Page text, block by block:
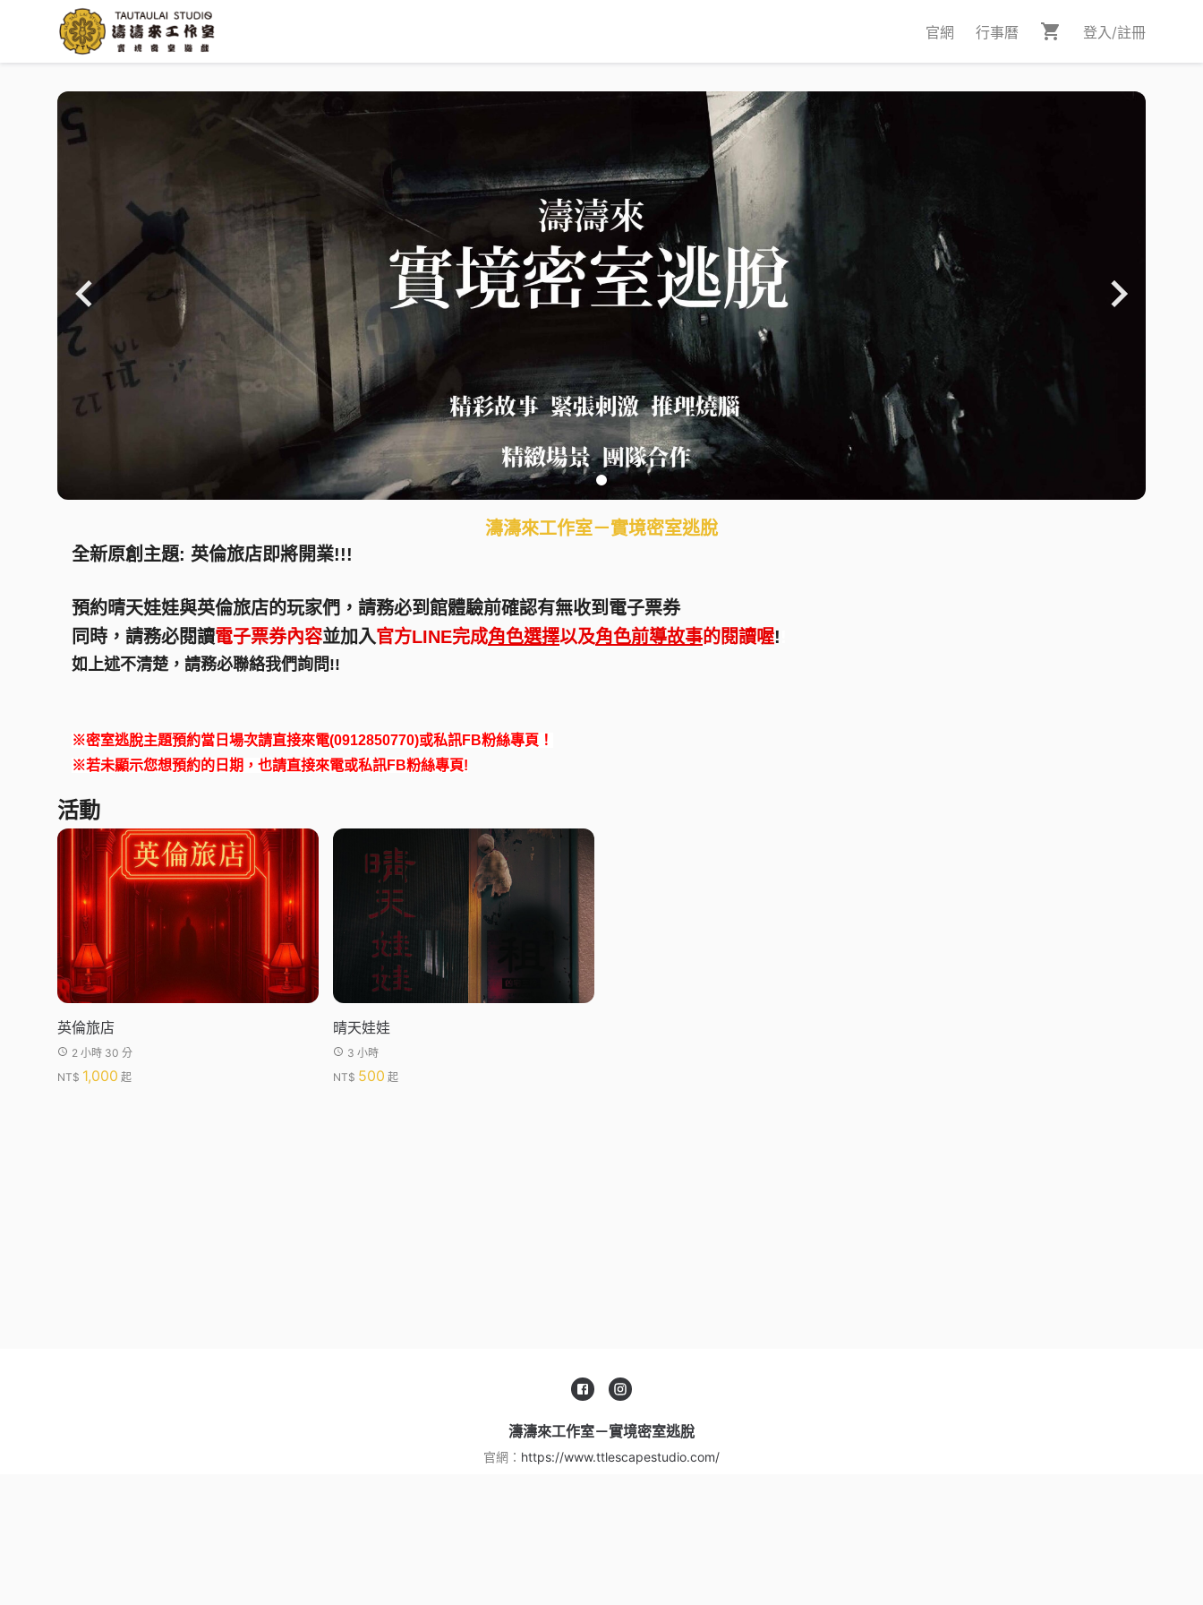
官網 行事曆 登入/註冊
濤濤來工作室－實境密室逃脫
全新原創主題: 英倫旅店即將開業!!!
預約晴天娃娃與英倫旅店的玩家們，請務必到館體驗前確認有無收到電子票券
同時，請務必閱讀電子票券內容並加入官方LINE完成角色選擇以及角色前導故事的閱讀喔!
如上述不清楚，請務必聯絡我們詢問!!
※密室逃脫主題預約當日場次請直接來電(0912850770)或私訊FB粉絲專頁！
※若未顯示您想預約的日期，也請直接來電或私訊FB粉絲專頁!
活動
英倫旅店
2 小時 30 分
NT$ 1,000 起
晴天娃娃
3 小時
NT$ 500 起
濤濤來工作室－實境密室逃脫
官網： https://www.ttlescapestudio.com/